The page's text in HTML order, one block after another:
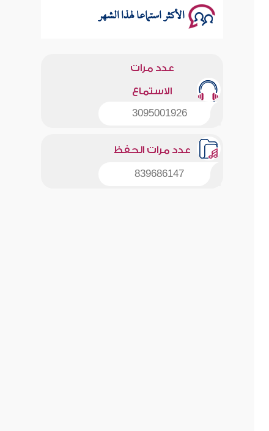
الأكثر استماعا لهذا الشهر
عدد مرات
الاستماع
3095001926
عدد مرات الحفظ
839686147